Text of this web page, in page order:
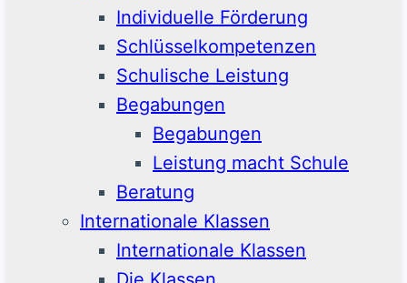
Individuelle Förderung
Schlüsselkompetenzen
Schulische Leistung
Begabungen
Begabungen
Leistung macht Schule
Beratung
Internationale Klassen
Internationale Klassen